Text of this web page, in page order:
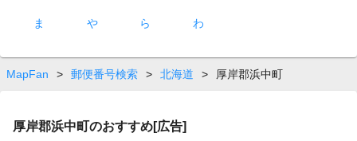
ま や ら わ
MapFan > 郵便番号検索 > 北海道 > 厚岸郡浜中町
厚岸郡浜中町のおすすめ[広告]